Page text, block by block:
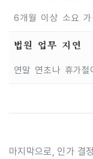
6개월 이상 소요 가
법원 업무 지연
연말 연초나 휴가
마지막으로, 인가 결